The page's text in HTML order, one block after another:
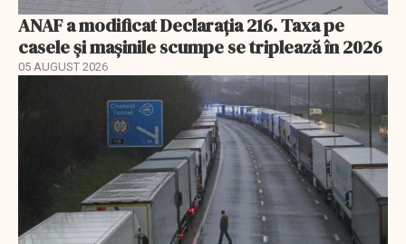
ANAF a modificat Declarația 216. Taxa pe
casele și mașinile scumpe se triplează în 2026
05 AUGUST 2026